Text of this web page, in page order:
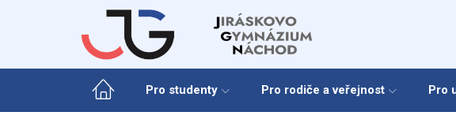
Pro studenty Pro rodiče a veřejnost Pro